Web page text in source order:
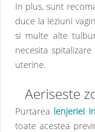
In plus, sunt
duce la leziuni
si multe alte
necesita
uterine.
Aeriseste
Purtarea lenjeriei
toate acestea